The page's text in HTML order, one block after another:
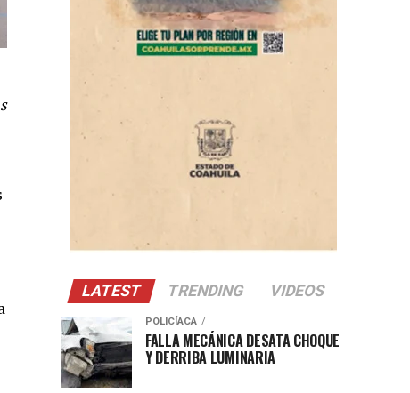
LATEST TRENDING VIDEOS
POLICÍACA
FALLA MECÁNICA DESATA CHOQUE
Y DERRIBA LUMINARIA